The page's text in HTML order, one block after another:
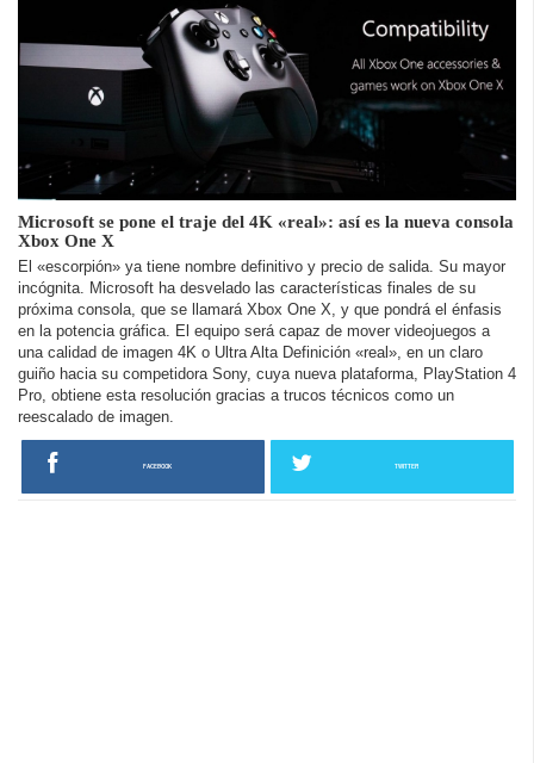
Microsoft se pone el traje del 4K «real»: así es la nueva consola
Xbox One X
El «escorpión» ya tiene nombre definitivo y precio de salida. Su mayor
incógnita. Microsoft ha desvelado las características finales de su
próxima consola, que se llamará Xbox One X, y que pondrá el énfasis
en la potencia gráfica. El equipo será capaz de mover videojuegos a
una calidad de imagen 4K o Ultra Alta Definición «real», en un claro
guiño hacia su competidora Sony, cuya nueva plataforma, PlayStation 4
Pro, obtiene esta resolución gracias a trucos técnicos como un
reescalado de imagen.
FACEBOOK TWITTER